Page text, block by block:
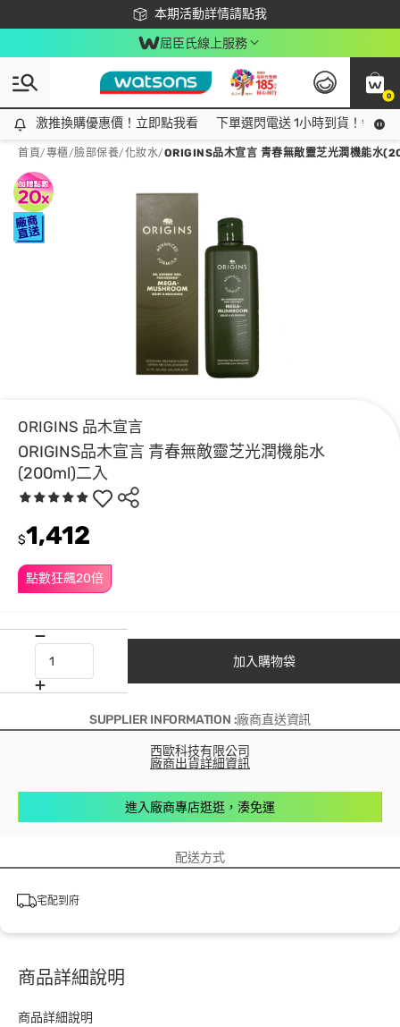
本期活動詳情請點我
下載app最高回饋$350
屈臣氏線上服務
0
激推換購優惠價！立即點我看
激推換購優惠價！立即點我看 下單選閃電送 1小時到貨！領神
首頁/專櫃/臉部保養/化妝水/ORIGINS品木宣言 青春無敵靈芝光潤機能水
ORIGINS 品木宣言
ORIGINS品木宣言 青春無敵靈芝光潤機能水
(200ml)二入
點數狂飆20倍
$1,412
加入購物袋
SUPPLIER INFORMATION :廠商直送資訊
西歐科技有限公司
廠商出貨詳細資訊
進入廠商專店逛逛，湊免運
配送方式
宅配到府
商品詳細說明
商品詳細說明